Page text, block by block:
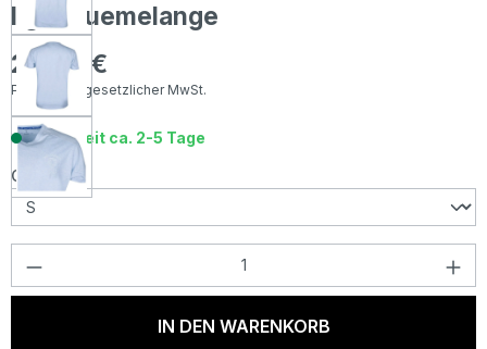
lightbluemelange
Regulärer Preis:
29,50 €
Preise inkl. gesetzlicher MwSt.
Lieferzeit ca. 2-5 Tage
Größe auswählen
Produkt Anzahl: Gib den gewünschten
IN DEN WARENKORB